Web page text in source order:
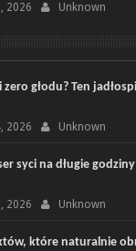
2026 Unknown
zero głodu? Ten
2026 Unknown
syci na długie
2026 Unknown
które naturalnie